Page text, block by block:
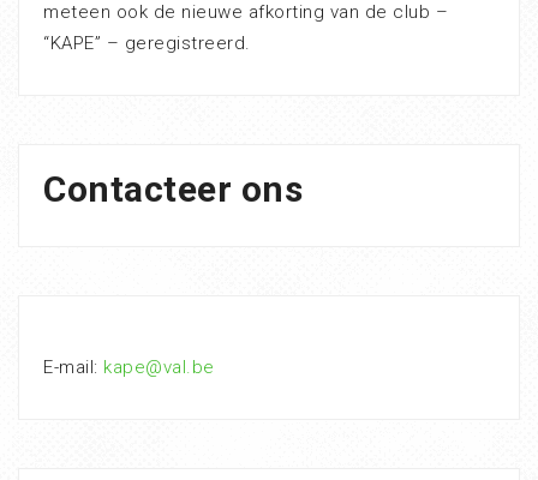
meteen ook de nieuwe afkorting van de club –
“KAPE” – geregistreerd.
Contacteer ons
E-mail: kape@val.be